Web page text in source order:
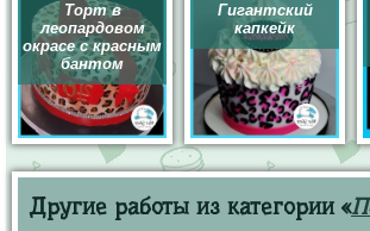
Торт в
леопардовом
окрасе с красным
бантом
Гигантский
капкейк
Другие работы из категории «